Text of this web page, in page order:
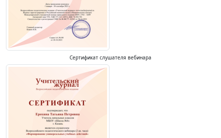
Сертификат слушателя вебинара